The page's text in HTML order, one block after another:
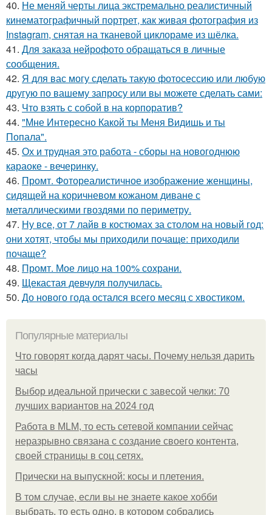
40. Не меняй черты лица экстремально реалистичный
кинематографичный портрет, как живая фотография из
Instagram, снятая на тканевой циклораме из шёлка.
41. Для заказа нейрофото обращаться в личные
сообщения.
42. Я для вас могу сделать такую фотосессию или любую
другую по вашему запросу или вы можете сделать сами:
43. Что взять с собой в на корпоратив?
44. "Мне Интересно Какой ты Меня Видишь и ты
Попала".
45. Ох и трудная это работа - сборы на новогоднюю
караоке - вечеринку.
46. Промт. Фотореалистичное изображение женщины,
сидящей на коричневом кожаном диване с
металлическими гвоздями по периметру.
47. Ну все, от 7 лайв в костюмах за столом на новый год:
они хотят, чтобы мы приходили почаще: приходили
почаще?
48. Промт. Мое лицо на 100% сохрани.
49. Щекастая девчуля получилась.
50. До нового года остался всего месяц с хвостиком.
Популярные материалы
Что говорят когда дарят часы. Почему нельзя дарить
часы
Выбор идеальной прически с завесой челки: 70
лучших вариантов на 2024 год
Работа в MLM, то есть сетевой компании сейчас
неразрывно связана с создание своего контента,
своей страницы в соц сетях.
Прически на выпускной: косы и плетения.
В том случае, если вы не знаете какое хобби
выбрать, то есть одно, в котором собрались